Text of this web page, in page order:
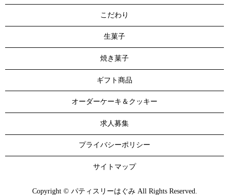
こだわり
生菓子
焼き菓子
ギフト商品
オーダーケーキ＆クッキー
求人募集
プライバシーポリシー
サイトマップ
Copyright © パティスリーはぐみ All Rights Reserved.